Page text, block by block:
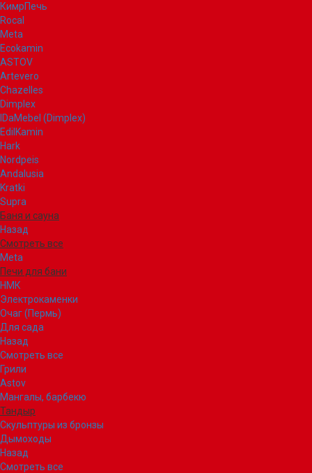
КимрПечь
Rocal
Meta
Ecokamin
ASTOV
Artevero
Chazelles
Dimplex
IDaMebel (Dimplex)
EdilKamin
Hark
Nordpeis
Andalusia
Kratki
Supra
Баня и сауна
Назад
Смотреть все
Meta
Печи для бани
НМК
Электрокаменки
Очаг (Пермь)
Для сада
Назад
Смотреть все
Грили
Astov
Мангалы, барбекю
Тандыр
Скульптуры из бронзы
Дымоходы
Назад
Смотреть все